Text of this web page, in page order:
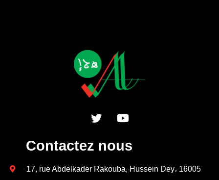
Contactez nous
17, rue Abdelkader Rakouba, Hussein Dey، 16005